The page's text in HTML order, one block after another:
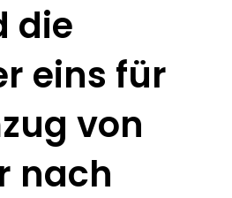
die
eins für
von
nach